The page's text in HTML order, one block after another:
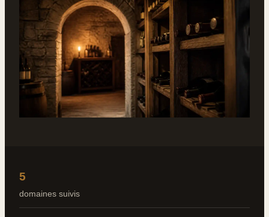
5
domaines suivis